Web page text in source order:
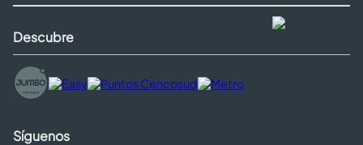
Descubre
Síguenos